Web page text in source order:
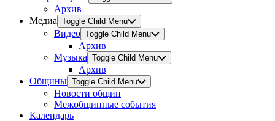
Архив
Медиа Toggle Child Menu
Видео Toggle Child Menu
Архив
Музыка Toggle Child Menu
Архив
Общины Toggle Child Menu
Новости общин
Межобщинные события
Календарь